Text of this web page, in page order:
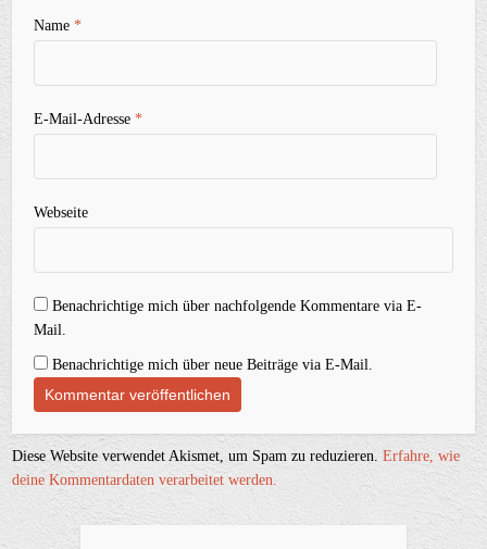
Name*
E-Mail-Adresse*
Webseite
Benachrichtige mich über nachfolgende Kommentare via E-
Mail.
Benachrichtige mich über neue Beiträge via E-Mail.
Diese Website verwendet Akismet, um Spam zu reduzieren.Erfahre, wie
deine Kommentardaten verarbeitet werden.